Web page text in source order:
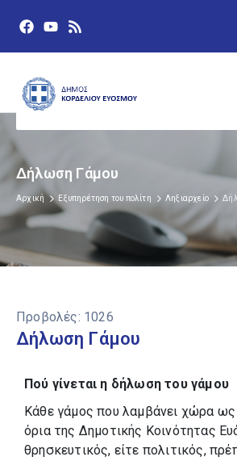
Δήλωση Γάμου
Αρχική Εξυπηρέτηση του πολίτη Ληξιαρχείο
Προβολές: 1026
Δήλωση Γάμου
Πού γίνεται η δήλωση του γάμου
Κάθε γάμος που λαμβάνει χώρα
όρια της Δημοτικής Κοινότητας
θρησκευτικός, είτε πολιτικός,